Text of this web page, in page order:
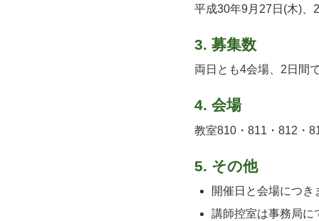
平成30年9月27日(木)
3. 募集数
両日とも4会場、2日間
4. 会場
教室810・811・812・
5. その他
開催日と会場につ
講師控室は事務局に